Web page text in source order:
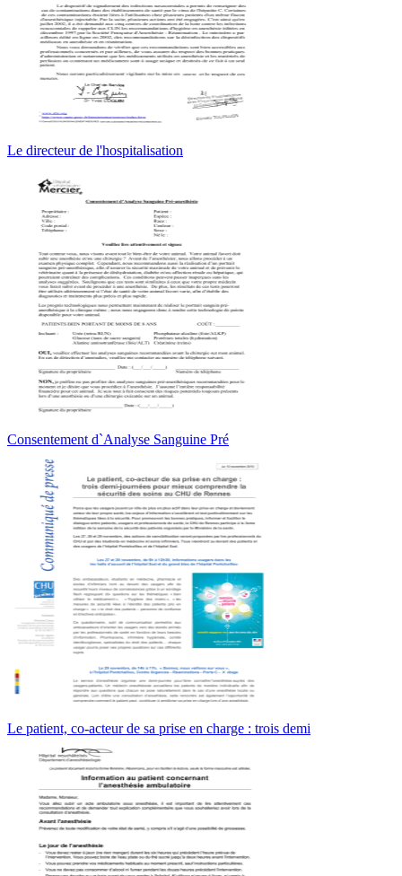
Le directeur de l'hospitalisation
Consentement d`Analyse Sanguine Pré
Le patient, co-acteur de sa prise en charge : trois demi